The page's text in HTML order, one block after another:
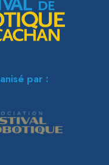
par :